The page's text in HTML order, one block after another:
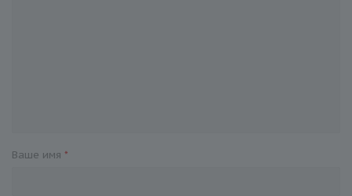
Ваше имя *